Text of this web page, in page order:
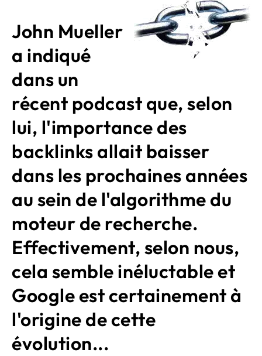
John Mueller
a indiqué
dans un
récent podcast que, selon
lui, l'importance des
backlinks allait baisser
dans les prochaines années
au sein de l'algorithme du
moteur de recherche.
Effectivement, selon nous,
cela semble inéluctable et
Google est certainement à
l'origine de cette
évolution...